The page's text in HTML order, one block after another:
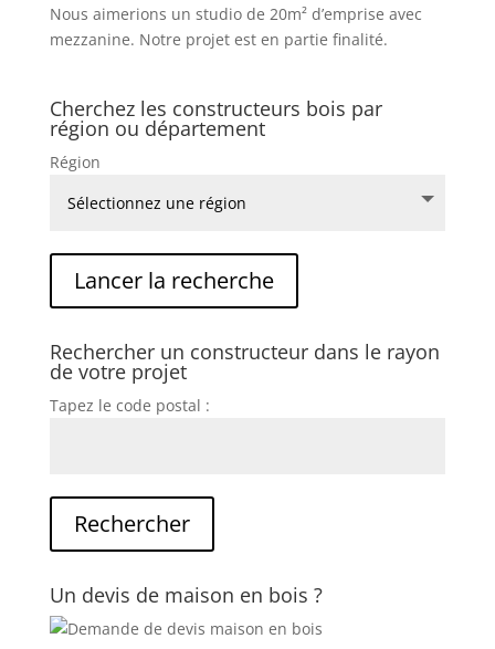
Nous aimerions un studio de 20m² d’emprise avec
mezzanine. Notre projet est en partie finalité.
Cherchez les constructeurs bois par
région ou département
Région
Rechercher un constructeur dans le rayon
de votre projet
Tapez le code postal :
Un devis de maison en bois ?